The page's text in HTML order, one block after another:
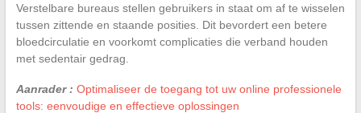
Verstelbare bureaus stellen gebruikers in staat om af te wisselen
tussen zittende en staande posities. Dit bevordert een betere
bloedcirculatie en voorkomt complicaties die verband houden
met sedentair gedrag.
Aanrader : Optimaliseer de toegang tot uw online professionele
tools: eenvoudige en effectieve oplossingen